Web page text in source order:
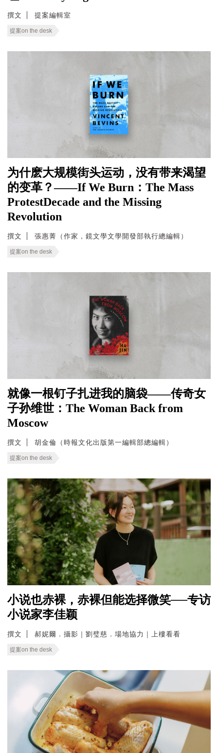
撰文 提案編輯室
提案on the desk
为什麽大规模街头运动，没有带来渴望
的变革？——If We Burn：The Mass
ProtestDecade and the Missing
Revolution
撰文 張惠菁（作家，鏡文學文學開發部執行總編輯）
提案on the desk
就像一根钉子扎进我的脑袋——传奇女
子孙维世：The Woman Back from
Moscow
撰文 胡金倫（時報文化出版第一編輯部總編輯）
提案on the desk
小说也赤裸，赤裸但能选择微笑──专访
小说家李佳颖
撰文 郝妮爾．攝影｜劉璧慈．場地協力｜上樓看看
提案on the desk